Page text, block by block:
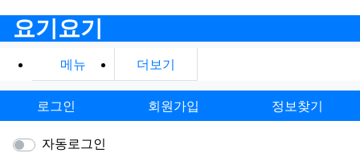
요기요기
메뉴 더보기
로그인 회원가입 정보찾기
자동로그인